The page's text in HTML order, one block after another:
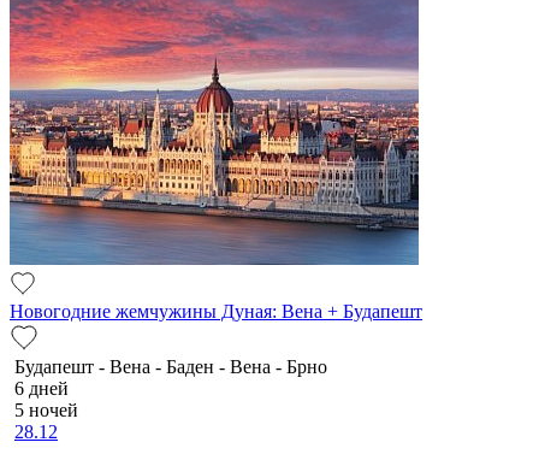
Новогодние жемчужины Дуная: Вена + Будапешт
Будапешт - Вена - Баден - Вена - Брно
6 дней
5 ночей
28.12